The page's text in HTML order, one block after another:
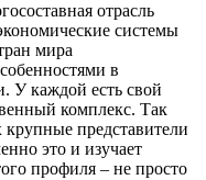
отрасль
системы
мира
в
У каждой есть свой
комплекс. Так
представители
это и изучает
профиля – не просто